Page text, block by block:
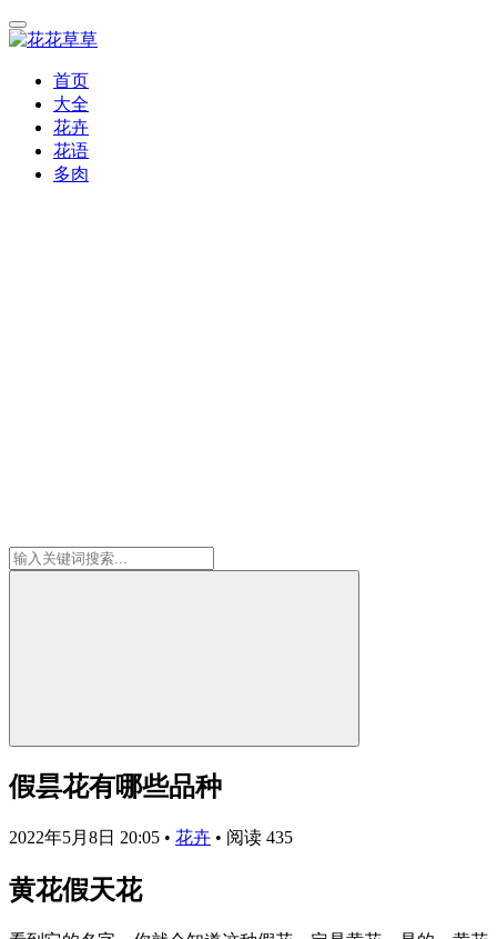
首页
大全
花卉
花语
多肉
假昙花有哪些品种
2022年5月8日 20:05 • 花卉 • 阅读 435
黄花假天花